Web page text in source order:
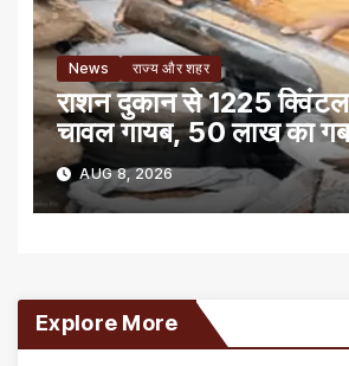
News राज्य और शहर
राशन दुकान से 1225 क्विंटल
चावल गायब, 50 लाख का
AUG 8, 2026
Explore More